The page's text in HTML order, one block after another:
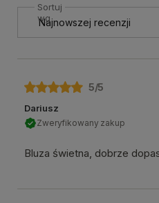
Sortuj
wg
5/5
Dariusz
Zweryfikowany zakup
Bluza świetna, dobrze